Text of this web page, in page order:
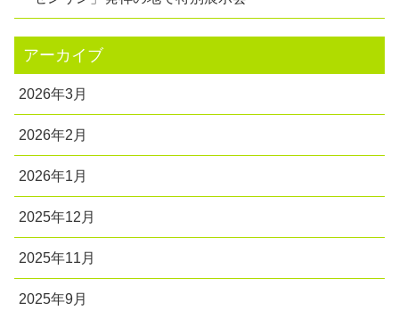
アーカイブ
2026年3月
2026年2月
2026年1月
2025年12月
2025年11月
2025年9月